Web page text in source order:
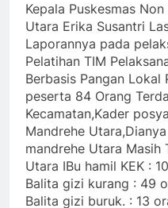
Kepala Puskesmas
Utara Erika Susantri
Laporannya pada
Pelatihan TIM
Berbasis Pangan Lokal
peserta 84 Orang
Kecamatan,Kader
Mandrehe
mandrehe Utara Masih
Utara IBu hamil KEK :
Balita gizi kurang : 49
Balita gizi buruk. : 13